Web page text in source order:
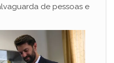
de pessoas e